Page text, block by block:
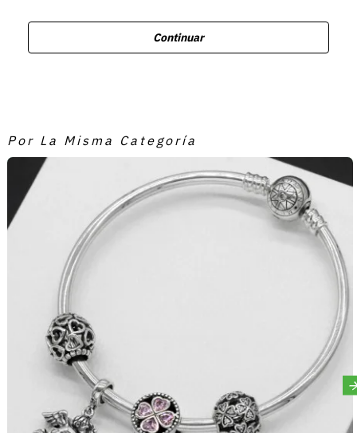
Continuar
Por La Misma Categoría